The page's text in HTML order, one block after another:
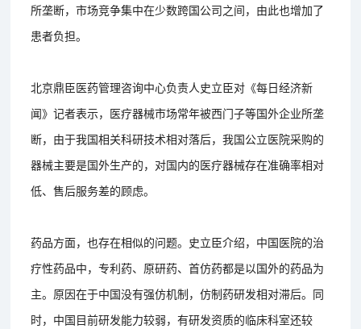
所垄断，市场竞争集中在少数跨国公司之间，由此也增加了
患者负担。
北京鼎臣医药管理咨询中心负责人史立臣对《每日经济新
闻》记者表示，医疗器械市场常年被西门子等国外企业所垄
断，由于我国相关科研技术相对落后，我国公立医院采购的
器械主要是国外生产的，对国内的医疗器械存在准确率相对
低、售后服务差的顾虑。
药品方面，也存在相似的问题。史立臣介绍，中国医院的治
疗性药品中，专利药、原研药、首仿药都是以国外的药品为
主。原因在于中国没有强仿机制，仿制药研发相对滞后。同
时，中国目前研发能力较弱，有研发资质的临床科室还较